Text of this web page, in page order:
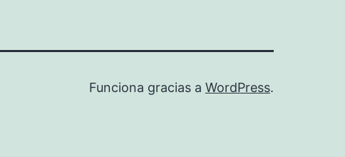
Funciona gracias a WordPress.